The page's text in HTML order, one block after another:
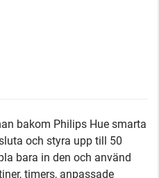
bakom Philips Hue smarta
och styra upp till 50
bara in den och använd
timers, anpassade